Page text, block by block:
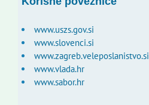
www.uszs.gov.si
www.slovenci.si
www.zagreb.veleposlanistvo.si
www.vlada.hr
www.sabor.hr